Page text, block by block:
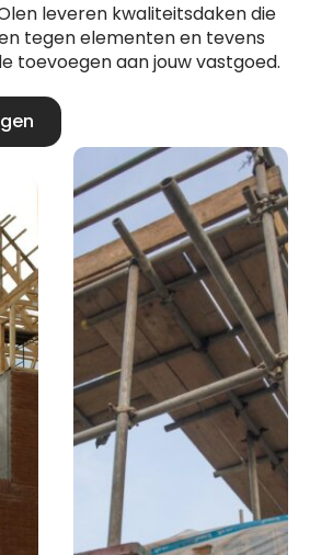
leveren kwaliteitsdaken die
tegen elementen en tevens
toevoegen aan jouw vastgoed.